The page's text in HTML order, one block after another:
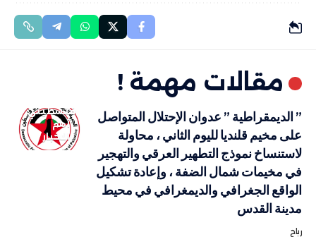
مقالات مهمة !
فلسطيني
أهم
الاخبار
” الديمقراطية ” عدوان الإحتلال المتواصل
على مخيم قلنديا لليوم الثاني ، محاولة
لاستنساخ نموذج التطهير العرقي والتهجير
في مخيمات شمال الضفة ، وإعادة تشكيل
الواقع الجغرافي والديمغرافي في محيط
مدينة القدس
رباح